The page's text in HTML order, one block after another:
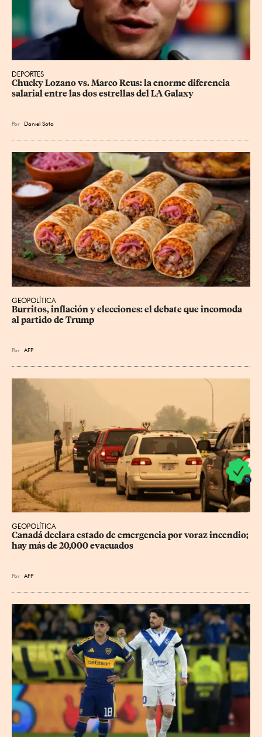
DEPORTES
Chucky Lozano vs. Marco Reus: la enorme diferencia
salarial entre las dos estrellas del LA Galaxy
Por Daniel Soto
GEOPOLÍTICA
Burritos, inflación y elecciones: el debate que incomoda
al partido de Trump
Por AFP
GEOPOLÍTICA
Canadá declara estado de emergencia por voraz incendio;
hay más de 20,000 evacuados
Por AFP